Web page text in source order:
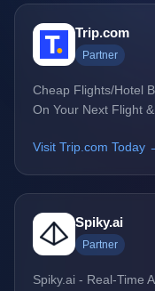
Trip.com
Partner
Cheap Flights/Hotel
On Your Next Flight
Visit Trip.com Today
Spiky.ai
Partner
Spiky.ai - Real-Time